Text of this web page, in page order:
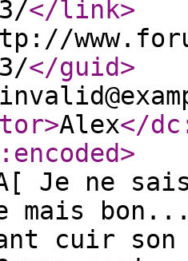
</link>
</guid>
>Alex</
>
Je ne
mais
cuir